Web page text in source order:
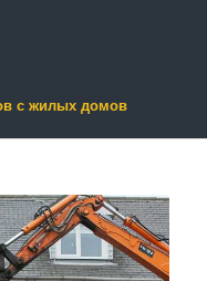
с жилых домов